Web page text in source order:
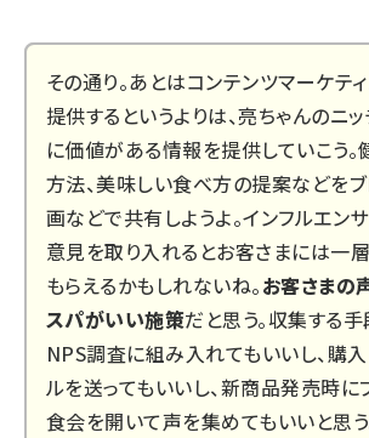
その通り。あとはコンテンツマーケテ
提供するというよりは、亮ちゃんのニ
に価値がある情報を提供していこう
方法、美味しい食べ方の提案などをブ
画などで共有しようよ。インフルエン
意見を取り入れるとお客さまには一
もらえるかもしれないね。お客さまの
スパがいい施策だと思う。収集する手
NPS調査に組み入れてもいいし、購
ルを送ってもいいし、新商品発売時に
食会を開いて声を集めてもいいと思